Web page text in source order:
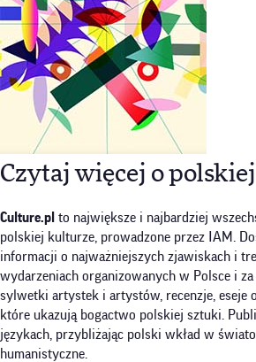
Czytaj więcej o
Culture.pl to największe i najbardziej
polskiej kulturze, prowadzone przez IAM.
informacji o najważniejszych zjawiskach i
wydarzeniach organizowanych w Polsce i
sylwetki artystek i artystów, recenzje, eseje
które ukazują bogactwo polskiej sztuki.
językach, przybliżając polski wkład w
humanistyczne.